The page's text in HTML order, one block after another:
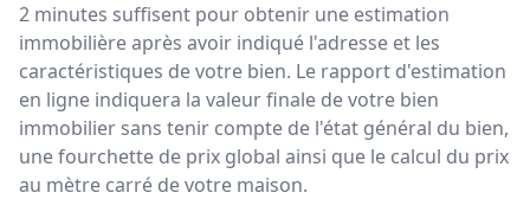
2 minutes suffisent pour obtenir une estimation
immobilière après avoir indiqué l'adresse et les
caractéristiques de votre bien. Le rapport d'estimation
en ligne indiquera la valeur finale de votre bien
immobilier sans tenir compte de l'état général du bien,
une fourchette de prix global ainsi que le calcul du prix
au mètre carré de votre maison.